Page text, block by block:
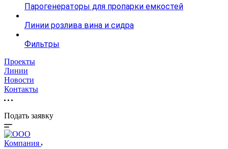
Парогенераторы для пропарки емкостей
Линии розлива вина и сидра
Фильтры
Проекты
Линии
Новости
Контакты
Подать заявку
Компания